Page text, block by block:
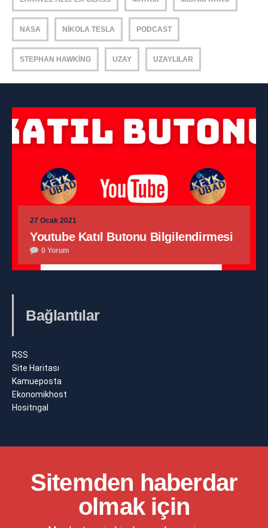
NASA NIKOLA TESLA PODCAST
STEPHAN HAWKING UZAY UZAYLILAR
27 Ocak 2021
Youtube Katıl Butonu Bilgilendirmesi
0 Yorum
Bağlantılar
RSS
Site Haritası
Kamueposta
Ekonomikhost
Hositngal
Sitemden haberdar
olmak için